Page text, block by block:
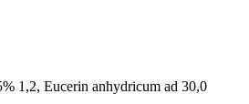
1,2, Eucerin anhydricum ad 30,0